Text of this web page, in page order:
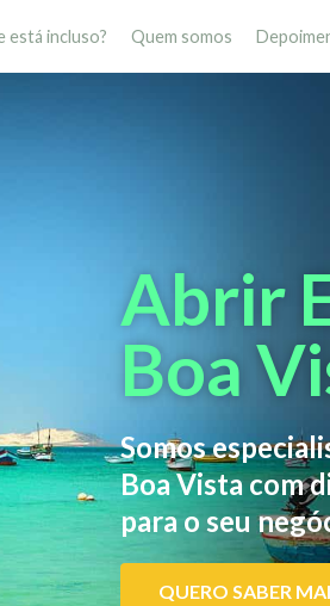
está incluso? Quem somos
Abrir
Boa
Somos
Boa Vista com
para o seu
QUERO SABER